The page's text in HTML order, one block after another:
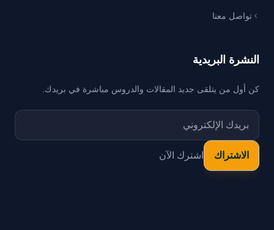
تواصل معنا
النشرة البريدية
كن أول من يتلقى جديد المقالات والدروس مباشرة في بريدك.
اشترك الآن